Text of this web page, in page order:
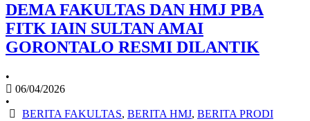
DEMA FAKULTAS DAN HMJ PBA
FITK IAIN SULTAN AMAI
GORONTALO RESMI DILANTIK
•
06/04/2026
•
BERITA FAKULTAS, BERITA HMJ, BERITA PRODI